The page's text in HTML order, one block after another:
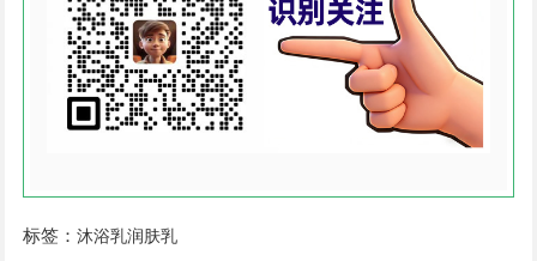
标签：沐浴乳润肤乳